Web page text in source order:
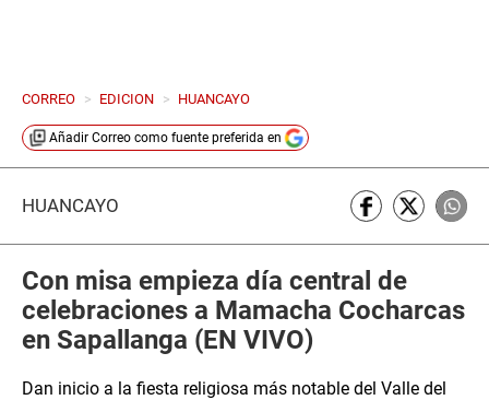
CORREO > EDICION > HUANCAYO
Añadir Correo como fuente preferida en
HUANCAYO
Con misa empieza día central de
celebraciones a Mamacha Cocharcas
en Sapallanga (EN VIVO)
Dan inicio a la fiesta religiosa más notable del Valle del